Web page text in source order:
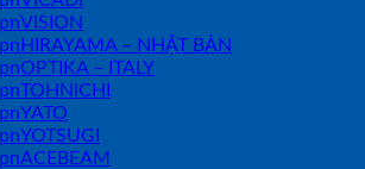
VISION
HIRAYAMA – NHẬT BẢN
OPTIKA – ITALY
TOHNICHI
YATO
YOTSUGI
ACEBEAM